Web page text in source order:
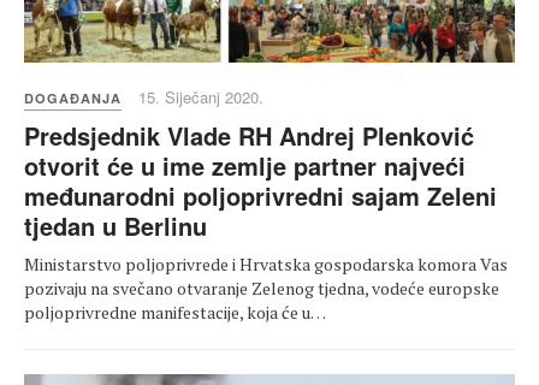
DOGAĐANJA 15. Siječanj 2020.
Predsjednik Vlade RH Andrej Plenković
otvorit će u ime zemlje partner najveći
međunarodni poljoprivredni sajam Zeleni
tjedan u Berlinu
Ministarstvo poljoprivrede i Hrvatska gospodarska komora Vas
pozivaju na svečano otvaranje Zelenog tjedna, vodeće europske
poljoprivredne manifestacije, koja će u…